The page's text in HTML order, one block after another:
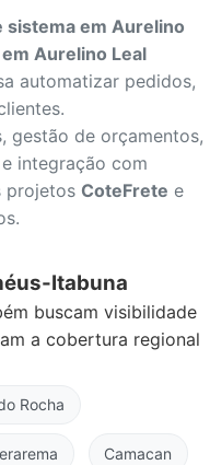
em Aurelino
Aurelino Leal
automatizar pedidos,
gestão de orçamentos,
integração com
projetos CoteFrete e
Itabuna
buscam visibilidade
a cobertura regional
Rocha
Camacan